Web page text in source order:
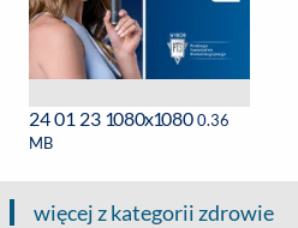
24 01 23 1080x10800.36
MB
więcej z kategorii zdrowie